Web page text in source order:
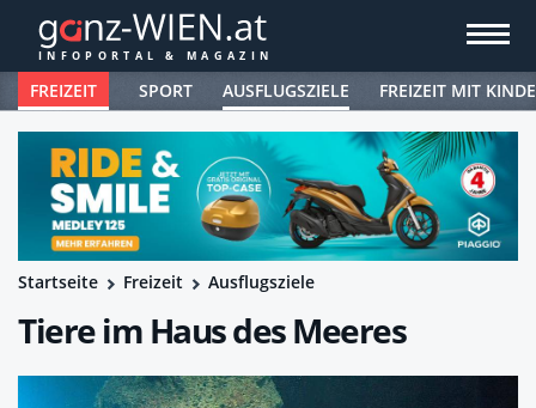
FREIZEIT SPORT AUSFLUGSZIELE FREIZEIT MIT
Startseite Freizeit Ausflugsziele
Tiere im Haus des Meeres